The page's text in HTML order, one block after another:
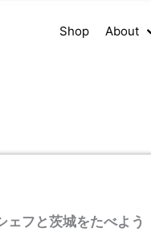
Shop About
フと茨城をたべよう